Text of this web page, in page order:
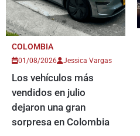
COLOMBIA
01/08/2026 Jessica Vargas
Los vehículos más
vendidos en julio
dejaron una gran
sorpresa en Colombia